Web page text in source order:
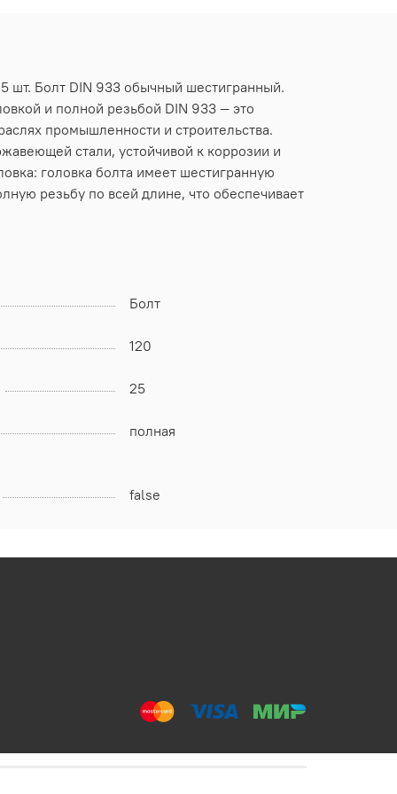
шт. Болт DIN 933 обычный шестигранный.
и полной резьбой DIN 933 — это
промышленности и строительства.
стали, устойчивой к коррозии и
головка болта имеет шестигранную
резьбу по всей длине, что обеспечивает
Болт
120
25
полная
false